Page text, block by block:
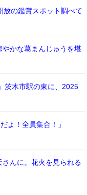
放の鑑賞スポット調べて
かな葛まんじゅうを堪
茨木市駅の東に、2025
よ！全員集合！」
んに。花火を見られる